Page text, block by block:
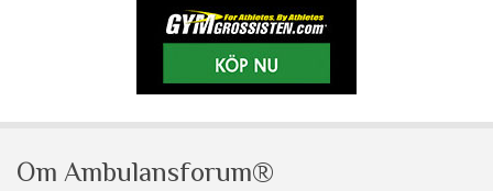
Om Ambulansforum®